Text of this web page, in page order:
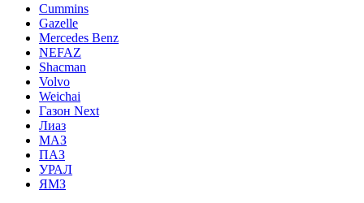
Cummins
Gazelle
Mercedes Benz
NEFAZ
Shacman
Volvo
Weichai
Газон Next
Лиаз
МАЗ
ПАЗ
УРАЛ
ЯМЗ